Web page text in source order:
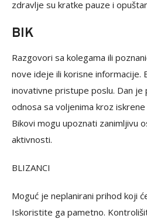
zdravlje su kratke pauze i
BIK
Razgovori sa kolegama ili
nove ideje ili korisne informacije.
inovativne pristupe poslu. Dan
odnosa sa voljenima kroz
Bikovi mogu upoznati zanimljivu
aktivnosti.
BLIZANCI
Moguć je neplanirani prihod koji
Iskoristite ga pametno.